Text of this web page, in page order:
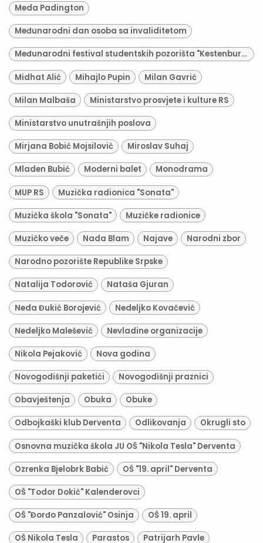
Meda Padington
Međunarodni dan osoba sa invaliditetom
Međunarodni festival studentskih pozorišta "Kestenburg"
Midhat Alić Mihajlo Pupin Milan Gavrić
Milan Malbaša Ministarstvo prosvjete i kulture RS
Ministarstvo unutrašnjih poslova
Mirjana Bobić Mojsilović Miroslav Suhaj
Mladen Bubić Moderni balet Monodrama
MUP RS Muzička radionica "Sonata"
Muzička škola "Sonata" Muzičke radionice
Muzičko veče Nada Blam Najave Narodni zbor
Narodno pozorište Republike Srpske
Natalija Todorović Nataša Gjuran
Neda Đukić Borojević Nedeljko Kovačević
Nedeljko Malešević Nevladine organizacije
Nikola Pejaković Nova godina
Novogodišnji paketići Novogodišnji praznici
Obavještenja Obuka Obuke
Odbojkaški klub Derventa Odlikovanja Okrugli sto
Osnovna muzička škola JU OŠ "Nikola Tesla" Derventa
Ozrenka Bjelobrk Babić OŠ "19. april" Derventa
OŠ "Todor Dokić" Kalenderovci
OŠ "Đorđo Panzalović" Osinja OŠ 19. april
OŠ Nikola Tesla Parastos Patrijarh Pavle